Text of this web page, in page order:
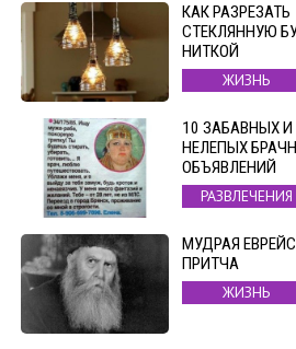
КАК РАЗРЕЗАТЬ
СТЕКЛЯННУЮ
НИТКОЙ
ЖИЗНЬ
10 ЗАБАВНЫХ И
НЕЛЕПЫХ
ОБЪЯВЛЕНИЙ
РАЗВЛЕЧЕНИЯ
МУДРАЯ
ПРИТЧА
ЖИЗНЬ